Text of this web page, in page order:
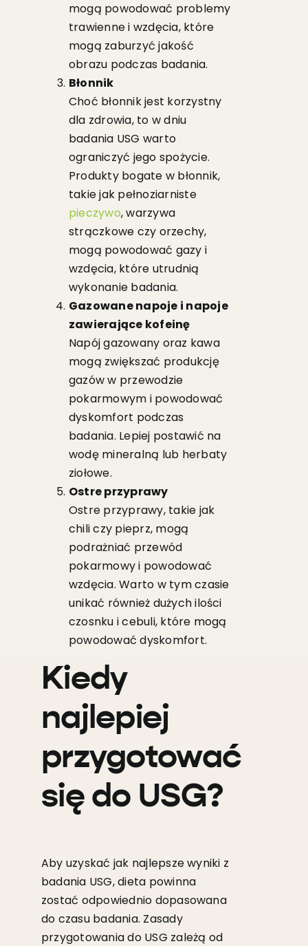
mogą powodować problemy
trawienne i wzdęcia, które
mogą zaburzyć jakość
obrazu podczas badania.
Błonnik
Choć błonnik jest korzystny
dla zdrowia, to w dniu
badania USG warto
ograniczyć jego spożycie.
Produkty bogate w błonnik,
takie jak pełnoziarniste
pieczywo, warzywa
strączkowe czy orzechy,
mogą powodować gazy i
wzdęcia, które utrudnią
wykonanie badania.
Gazowane napoje i napoje
zawierające kofeinę
Napój gazowany oraz kawa
mogą zwiększać produkcję
gazów w przewodzie
pokarmowym i powodować
dyskomfort podczas
badania. Lepiej postawić na
wodę mineralną lub herbaty
ziołowe.
Ostre przyprawy
Ostre przyprawy, takie jak
chili czy pieprz, mogą
podrażniać przewód
pokarmowy i powodować
wzdęcia. Warto w tym czasie
unikać również dużych ilości
czosnku i cebuli, które mogą
powodować dyskomfort.
Kiedy
najlepiej
przygotować
się do USG?
Aby uzyskać jak najlepsze wyniki z
badania USG, dieta powinna
zostać odpowiednio dopasowana
do czasu badania. Zasady
przygotowania do USG zależą od